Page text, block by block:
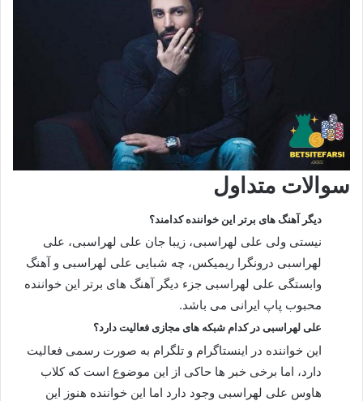
سوالات متداول
دیگر آهنگ های برتر این خواننده کدامند؟
نیستی ولی علی لهراسبی، زیبا جان علی لهراسبی، علی
لهراسبی درونگرا ریمیکس، چه شبایی علی لهراسبی و آهنگ
وابستگی علی لهراسبی جزء دیگر آهنگ های برتر این خواننده
محبوب پاپ ایرانی می باشد.
علی لهراسبی در کدام شبکه های مجازی فعالیت دارد؟
این خواننده در اینستاگرام و تلگرام به صورت رسمی فعالیت
دارد، اما برخی خبر ها حاکی از این موضوع است که کلاب
هاوس علی لهراسبی وجود دارد اما این خواننده هنوز این